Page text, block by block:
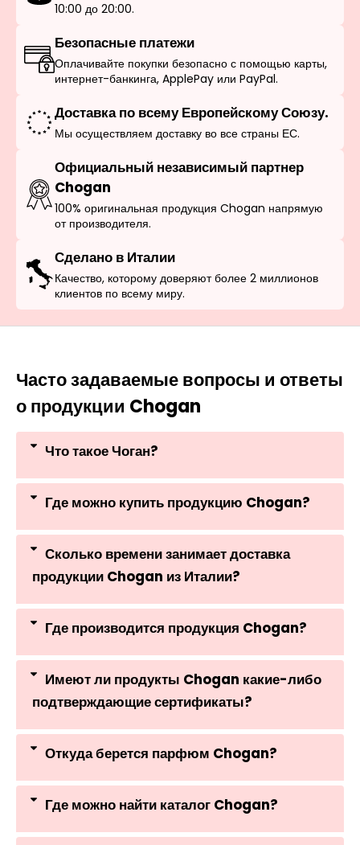
10:00 до 20:00.
Безопасные платежи
Оплачивайте покупки безопасно с помощью карты,
интернет-банкинга, ApplePay или PayPal.
Доставка по всему Европейскому Союзу.
Мы осуществляем доставку во все страны ЕС.
Официальный независимый партнер
Chogan
100% оригинальная продукция Chogan напрямую
от производителя.
Сделано в Италии
Качество, которому доверяют более 2 миллионов
клиентов по всему миру.
Часто задаваемые вопросы и ответы
о продукции Chogan
Что такое Чоган?
Где можно купить продукцию Chogan?
Сколько времени занимает доставка
продукции Chogan из Италии?
Где производится продукция Chogan?
Имеют ли продукты Chogan какие-либо
подтверждающие сертификаты?
Откуда берется парфюм Chogan?
Где можно найти каталог Chogan?